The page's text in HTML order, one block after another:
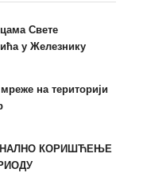
Свете
у Железнику
на територији
КОРИШЋЕЊЕ